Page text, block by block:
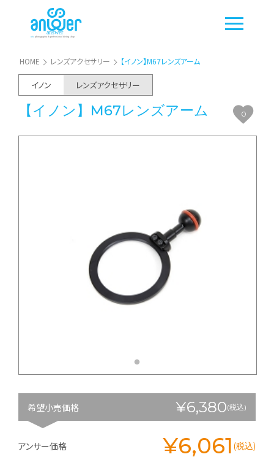
HOME レンズアクセサリー 【イノン】M67レンズアーム
イノン レンズアクセサリー
【イノン】M67レンズアーム 0
希望小売価格 ¥6,380(税込)
アンサー価格 ¥6,061 (税込)